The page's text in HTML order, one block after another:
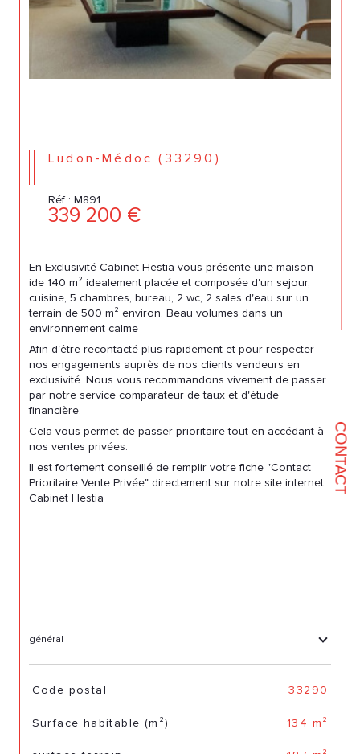
CONTACT
Ludon-Médoc (33290)
Réf : M891
339 200 €
En Exclusivité Cabinet Hestia vous présente une maison
ide 140 m² idealement placée et composée d'un sejour,
cuisine, 5 chambres, bureau, 2 wc, 2 sales d'eau sur un
terrain de 500 m² environ. Beau volumes dans un
environnement calme
Afin d'être recontacté plus rapidement et pour respecter
nos engagements auprès de nos clients vendeurs en
exclusivité. Nous vous recommandons vivement de passer
par notre service comparateur de taux et d'étude
financière.
Cela vous permet de passer prioritaire tout en accédant à
nos ventes privées.
Il est fortement conseillé de remplir votre fiche "Contact
Prioritaire Vente Privée" directement sur notre site internet
Cabinet Hestia
général
TRAD_SIROCCO_Caracteristique
Code postal 33290
Surface habitable (m²) 134 m²